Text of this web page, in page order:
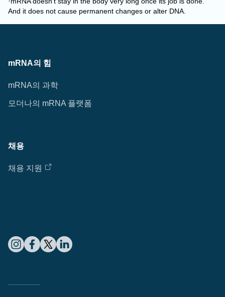
mRNA의 힘
mRNA의 과학
모더나의 mRNA 플랫폼
채용
채용 지원